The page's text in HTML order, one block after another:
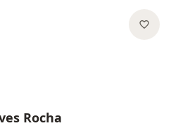
Rocha